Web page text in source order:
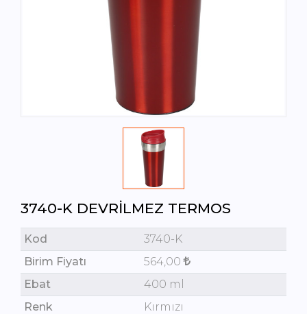
3740-K DEVRILMEZ TERMOS
Kod
3740-K
Birim Fiyatı
564,00
Ebat
400 ml
Renk
Kırmızı